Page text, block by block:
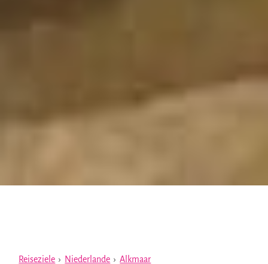
Reiseziele › Niederlande › Alkmaar